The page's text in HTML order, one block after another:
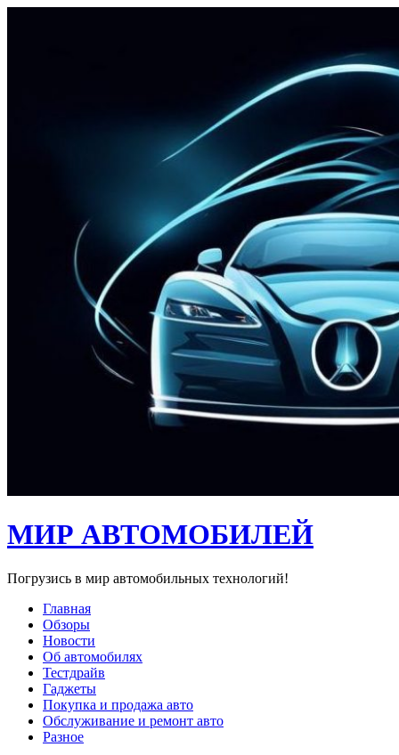
МИР АВТОМОБИЛЕЙ
Погрузись в мир автомобильных технологий!
Главная
Обзоры
Новости
Об автомобилях
Тестдрайв
Гаджеты
Покупка и продажа авто
Обслуживание и ремонт авто
Разное